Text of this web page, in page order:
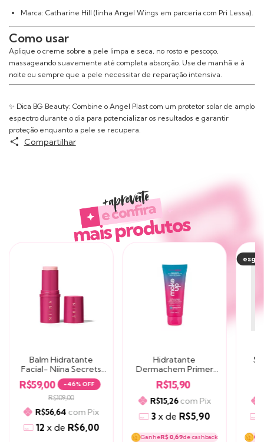
Marca: Catharine Hill (linha Angel Wings em parceria com Pri Lessa).
Como usar
Aplique o creme sobre a pele limpa e seca, no rosto e pescoço,
massageando suavemente até completa absorção. Use de manhã e à
noite ou sempre que a pele necessitar de reparação intensiva.
✨ Dica BG Beauty: Combine o Angel Plast com um protetor solar de amplo
espectro durante o dia para potencializar os resultados e garantir
proteção enquanto a pele se recupera.
Compartilhar
Produtos similares
Balm Hidratante
Facial- Niina Secrets
15g
R$59,00 -46% OFF
R$109,00
R$56,64 com Pix
12 x de R$6,00
Hidratante
Dermachem Primer
Facial
Anticraquelamento
Pré Maquiagem
R$15,90
R$15,26com Pix
3 x de R$5,90
GanheR$ 0,69de cashback